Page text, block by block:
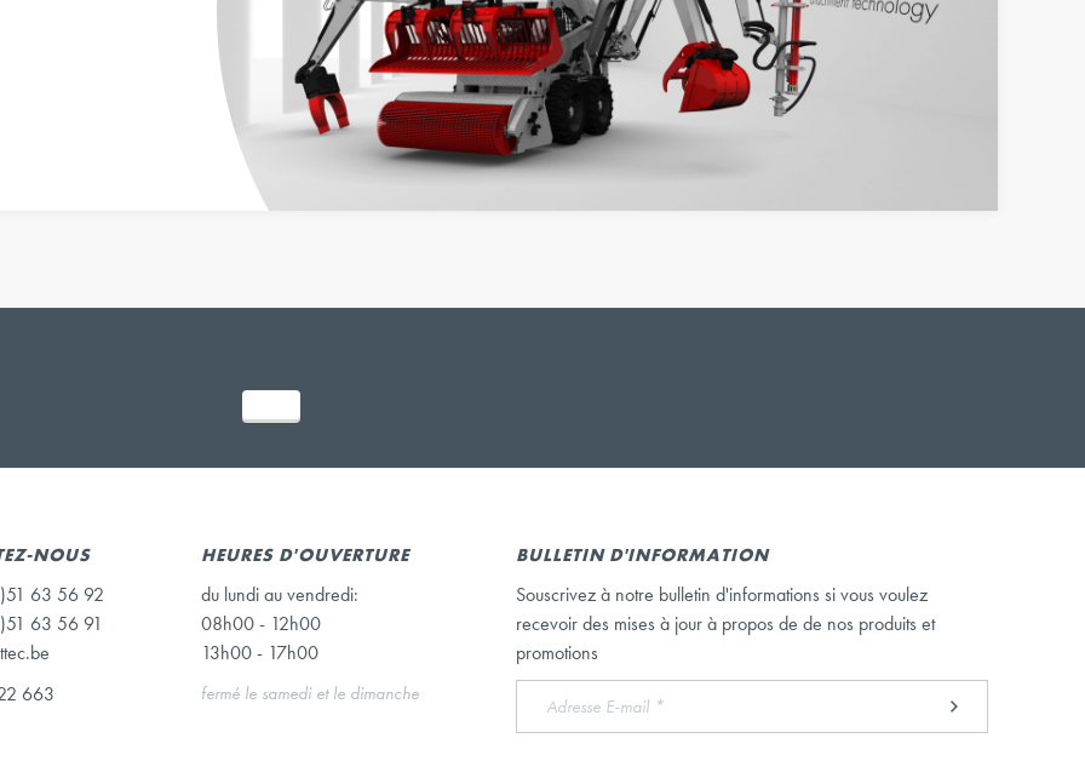
NOUS
63 56 92
63 56 91
663
HEURES D'OUVERTURE
du lundi au vendredi:
08h00 - 12h00
13h00 - 17h00
fermé le samedi et le dimanche
BULLETIN D'INFORMATION
Souscrivez à notre bulletin d'informations si vous voulez
recevoir des mises à jour à propos de de nos produits et
promotions